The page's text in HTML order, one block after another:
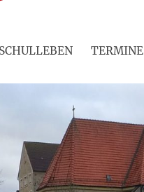
SCHULLEBEN TERMINE